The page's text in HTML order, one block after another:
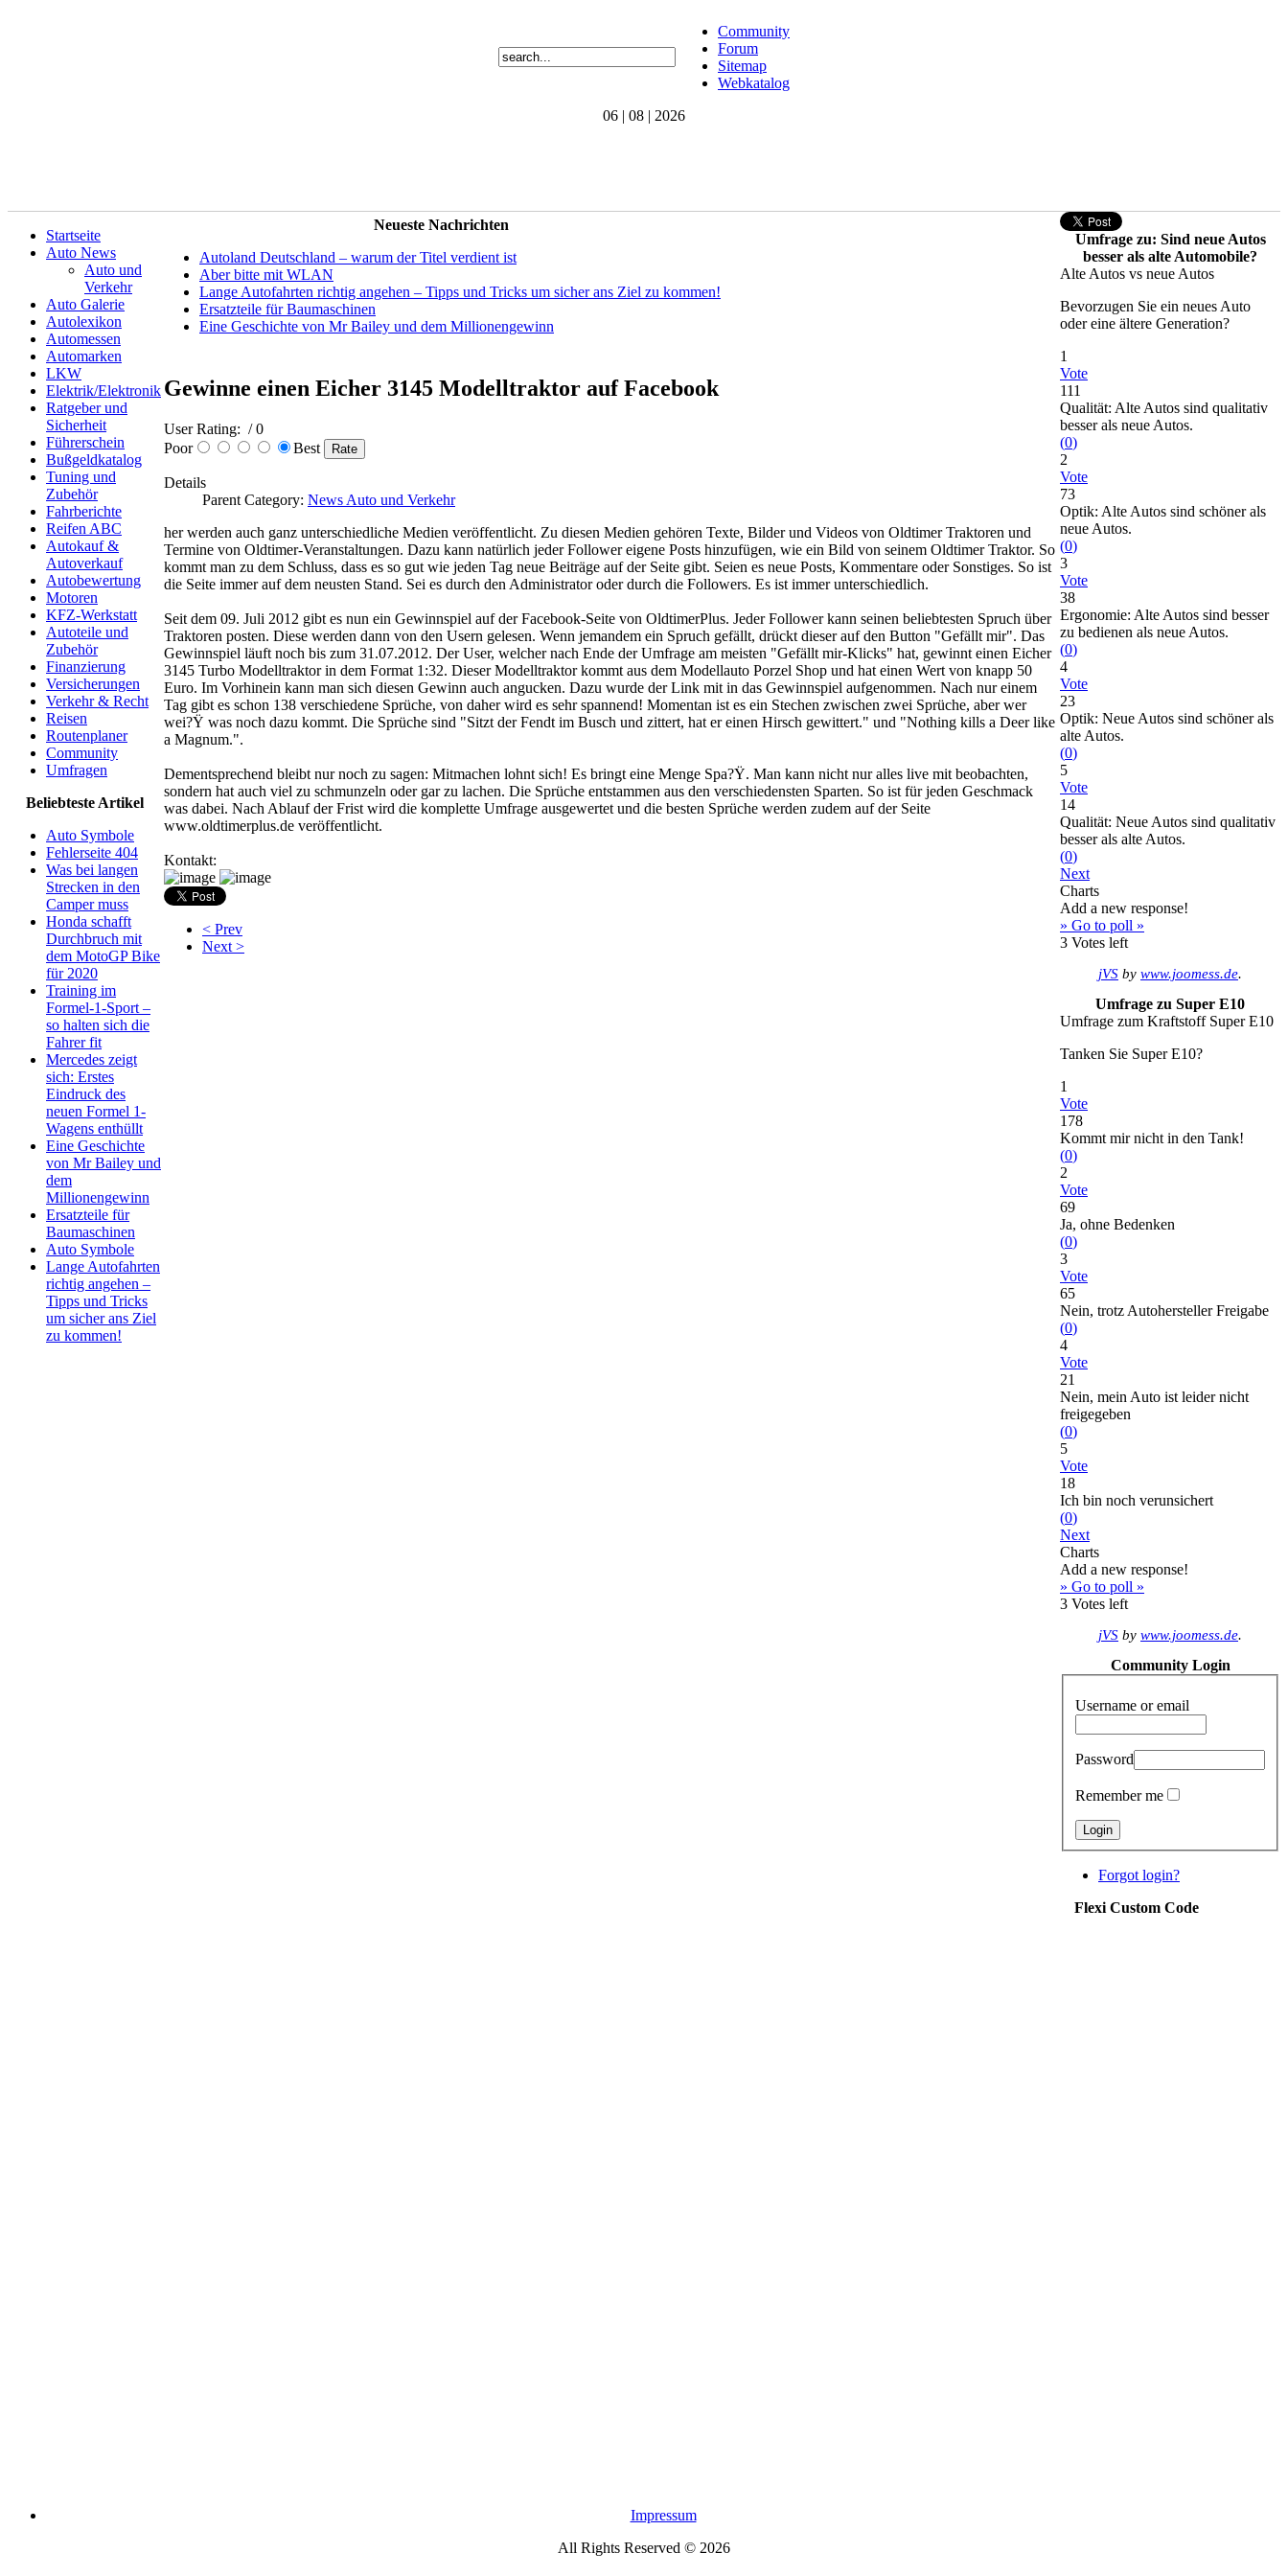
Community
Forum
Sitemap
Webkatalog
06 | 08 | 2026
Startseite
Auto News
Auto und
Verkehr
Auto Galerie
Autolexikon
Automessen
Automarken
LKW
Elektrik/Elektronik
Ratgeber und
Sicherheit
Führerschein
Bußgeldkatalog
Tuning und
Zubehör
Fahrberichte
Reifen ABC
Autokauf &
Autoverkauf
Autobewertung
Motoren
KFZ-Werkstatt
Autoteile und
Zubehör
Finanzierung
Versicherungen
Verkehr & Recht
Reisen
Routenplaner
Community
Umfragen
Beliebteste Artikel
Auto Symbole
Fehlerseite 404
Was bei langen
Strecken in den
Camper muss
Honda schafft
Durchbruch mit
dem MotoGP Bike
für 2020
Training im
Formel-1-Sport –
so halten sich die
Fahrer fit
Mercedes zeigt
sich: Erstes
Eindruck des
neuen Formel 1-
Wagens enthüllt
Eine Geschichte
von Mr Bailey und
dem
Millionengewinn
Ersatzteile für
Baumaschinen
Auto Symbole
Lange Autofahrten
richtig angehen –
Tipps und Tricks
um sicher ans Ziel
zu kommen!
Neueste Nachrichten
Autoland Deutschland – warum der Titel verdient ist
Aber bitte mit WLAN
Lange Autofahrten richtig angehen – Tipps und Tricks um sicher ans Ziel zu kommen!
Ersatzteile für Baumaschinen
Eine Geschichte von Mr Bailey und dem Millionengewinn
Gewinne einen Eicher 3145 Modelltraktor auf Facebook
User Rating: / 0
Poor
Best
Details
Parent Category: News Auto und Verkehr
her werden auch ganz unterschiedliche Medien veröffentlicht. Zu diesen Medien gehören Texte, Bilder und Videos von Oldtimer Traktoren und
Termine von Oldtimer-Veranstaltungen. Dazu kann natürlich jeder Follower eigene Posts hinzufügen, wie ein Bild von seinem Oldtimer Traktor. So
kommt man zu dem Schluss, dass es so gut wie jeden Tag neue Beiträge auf der Seite gibt. Seien es neue Posts, Kommentare oder Sonstiges. So ist
die Seite immer auf dem neusten Stand. Sei es durch den Administrator oder durch die Followers. Es ist immer unterschiedlich.
Seit dem 09. Juli 2012 gibt es nun ein Gewinnspiel auf der Facebook-Seite von OldtimerPlus. Jeder Follower kann seinen beliebtesten Spruch über
Traktoren posten. Diese werden dann von den Usern gelesen. Wenn jemandem ein Spruch gefällt, drückt dieser auf den Button "Gefällt mir". Das
Gewinnspiel läuft noch bis zum 31.07.2012. Der User, welcher nach Ende der Umfrage am meisten "Gefällt mir-Klicks" hat, gewinnt einen Eicher
3145 Turbo Modelltraktor in dem Format 1:32. Dieser Modelltraktor kommt aus dem Modellauto Porzel Shop und hat einen Wert von knapp 50
Euro. Im Vorhinein kann man sich diesen Gewinn auch angucken. Dazu wurde der Link mit in das Gewinnspiel aufgenommen. Nach nur einem
Tag gibt es schon 138 verschiedene Sprüche, von daher wird es sehr spannend! Momentan ist es ein Stechen zwischen zwei Sprüche, aber wer
wei?Ÿ was noch dazu kommt. Die Sprüche sind "Sitzt der Fendt im Busch und zittert, hat er einen Hirsch gewittert." und "Nothing kills a Deer like
a Magnum.".
Dementsprechend bleibt nur noch zu sagen: Mitmachen lohnt sich! Es bringt eine Menge Spa?Ÿ. Man kann nicht nur alles live mit beobachten,
sondern hat auch viel zu schmunzeln oder gar zu lachen. Die Sprüche entstammen aus den verschiedensten Sparten. So ist für jeden Geschmack
was dabei. Nach Ablauf der Frist wird die komplette Umfrage ausgewertet und die besten Sprüche werden zudem auf der Seite
www.oldtimerplus.de veröffentlicht.
Kontakt:
< Prev
Next >
Umfrage zu: Sind neue Autos
besser als alte Automobile?
Alte Autos vs neue Autos
Bevorzugen Sie ein neues Auto
oder eine ältere Generation?
1
Vote
111
Qualität: Alte Autos sind qualitativ
besser als neue Autos.
(0)
2
Vote
73
Optik: Alte Autos sind schöner als
neue Autos.
(0)
3
Vote
38
Ergonomie: Alte Autos sind besser
zu bedienen als neue Autos.
(0)
4
Vote
23
Optik: Neue Autos sind schöner als
alte Autos.
(0)
5
Vote
14
Qualität: Neue Autos sind qualitativ
besser als alte Autos.
(0)
Next
Charts
Add a new response!
» Go to poll »
3 Votes left
jVS by www.joomess.de.
Umfrage zu Super E10
Umfrage zum Kraftstoff Super E10
Tanken Sie Super E10?
1
Vote
178
Kommt mir nicht in den Tank!
(0)
2
Vote
69
Ja, ohne Bedenken
(0)
3
Vote
65
Nein, trotz Autohersteller Freigabe
(0)
4
Vote
21
Nein, mein Auto ist leider nicht
freigegeben
(0)
5
Vote
18
Ich bin noch verunsichert
(0)
Next
Charts
Add a new response!
» Go to poll »
3 Votes left
jVS by www.joomess.de.
Community Login
Username or email
Password
Remember me
Forgot login?
Flexi Custom Code
Impressum
All Rights Reserved © 2026